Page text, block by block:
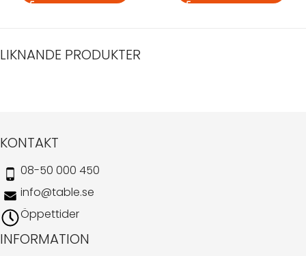
LIKNANDE PRODUKTER
KONTAKT
08-50 000 450
info@table.se
Öppettider
INFORMATION